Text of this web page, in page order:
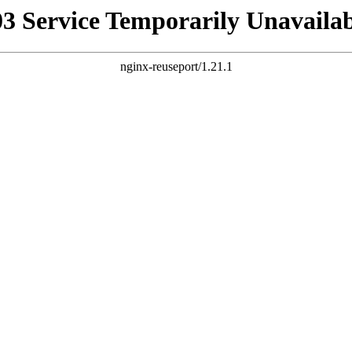
Service Temporarily
nginx-reuseport/1.21.1